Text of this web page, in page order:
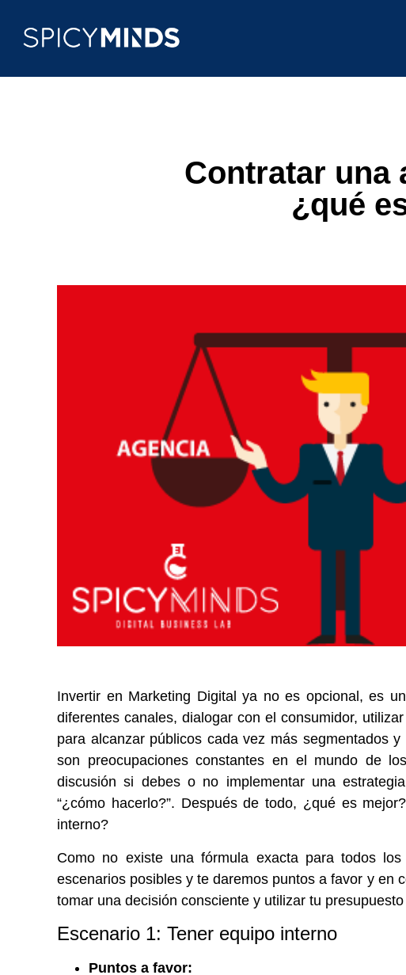
Contratar una
¿qué
Invertir en Marketing Digital ya no es opcional, es
diferentes canales, dialogar con el consumidor,
para alcanzar públicos cada vez más segmentados
son preocupaciones constantes en el mundo de
discusión si debes o no implementar una
“¿cómo hacerlo?”. Después de todo, ¿qué es
interno?
Como no existe una fórmula exacta para todos
escenarios posibles y te daremos puntos a favor y en
tomar una decisión consciente y utilizar tu
Escenario 1: Tener equipo interno
Puntos a favor: